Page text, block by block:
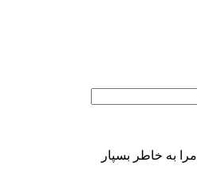
مرا به خاطر بسپار